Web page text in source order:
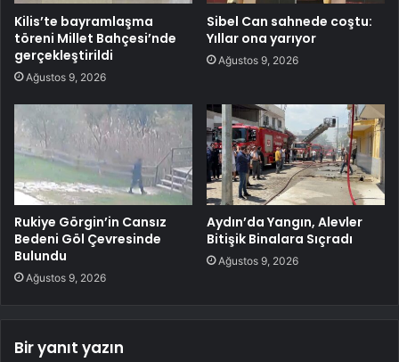
Kilis’te bayramlaşma
töreni Millet Bahçesi’nde
gerçekleştirildi
Ağustos 9, 2026
Sibel Can sahnede coştu:
Yıllar ona yarıyor
Ağustos 9, 2026
Rukiye Görgin’in Cansız
Bedeni Göl Çevresinde
Bulundu
Ağustos 9, 2026
Aydın’da Yangın, Alevler
Bitişik Binalara Sıçradı
Ağustos 9, 2026
Bir yanıt yazın